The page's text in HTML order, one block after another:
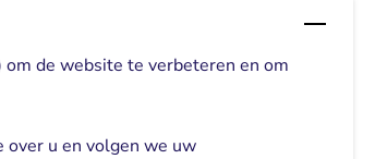
de website te verbeteren en om
over u en volgen we uw